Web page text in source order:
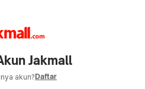
Jakmall
akun?Daftar